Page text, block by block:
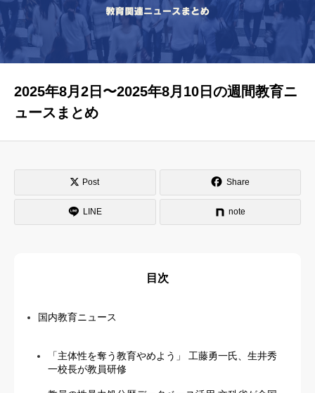
2025年8月2日〜2025年8月10日の週間教育ニ
ュースまとめ
Post Share
LINE note
目次
国内教育ニュース
「主体性を奪う教育やめよう」 工藤勇一氏、生井秀
一校長が教員研修
知能工作研究所
テラゴヤ週報